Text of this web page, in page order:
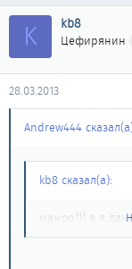
K kb8
Цефирянин
28.03.2013
Andrew444
kb8 сказал(а):
мажор))) а я